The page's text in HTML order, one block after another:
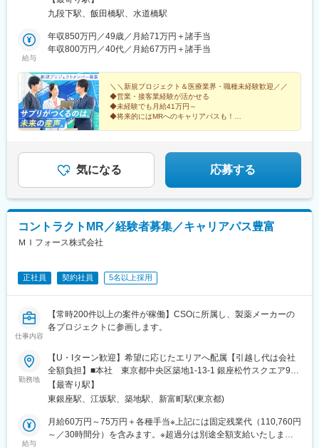
制と研修コンテンツ～
特定の製剤を持たないCSOだからこそ、当社の教育サポートは単
なる知識の提供だけでなく、MRとしての現場力を培うことに比重
を置いております。
領域のKOLへの営業ロールプレイングの機会もあり、生き残るMR
としての営業スキルを身に着けることが可能です。
当社の研修内容は大手製薬企業所属MR教育にも使用されておりま
す。
（規定あり）！引っ越しの不安を感じている方もご安心くださ
引っ越し費用・物件の内見にかかる交通費・契約手続きにかかる
交通費新しい土地でのスタートを、会社がしっかりバックアップ
九段下駅、飯田橋駅、水道橋駅
給与
年収850万円／49歳／月給71万円＋諸手当
年収800万円／40代／月給67万円＋諸手当
＼＼新規プロジェクト＆医療業界・職種未経験歓迎／／
◆営業・接客業経験が活かせる
◆未経験でも月給41万円～
◆将来的にはMRへのキャリアパスも！
気になる 応募する
コントラクトMR／経験者募集／キャリアパス豊富
ＭＩフォース株式会社
正社員 契約社員 5名以上採用
仕事内容
【常時200件以上の案件が稼働】CSOに所属し、製薬メーカーの
各プロジェクトに参画します。
勤務地
【U・Iターン歓迎】希望に応じたエリアへ配属【引越し代は会社
全額負担】■本社 東京都中央区築地1-13-1 銀座松竹スクエア9F■
勤務エリア：（1）北海道：北海道（2）東北：青森・秋田・岩
手・山形・宮城・福島（3）関東：東京・神奈川・千葉・埼玉・茨
知・岐阜・三重・静岡（6）北陸：富山・石川・福井（7）近畿：
大阪・京都・滋賀・奈良・和歌山・兵庫（8）中国：岡山・広島・
【最寄り駅】
東銀座駅、江坂駅、築地駅、新富町駅(東京都)
給与
月給60万円～75万円＋各種手当※上記には固定残業代（110,760円
～／30時間分）を含みます。※超過分は別途全額支給いたしま